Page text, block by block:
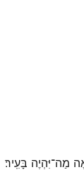
מַה־יִּהְיֶה בָּעִֽיר׃